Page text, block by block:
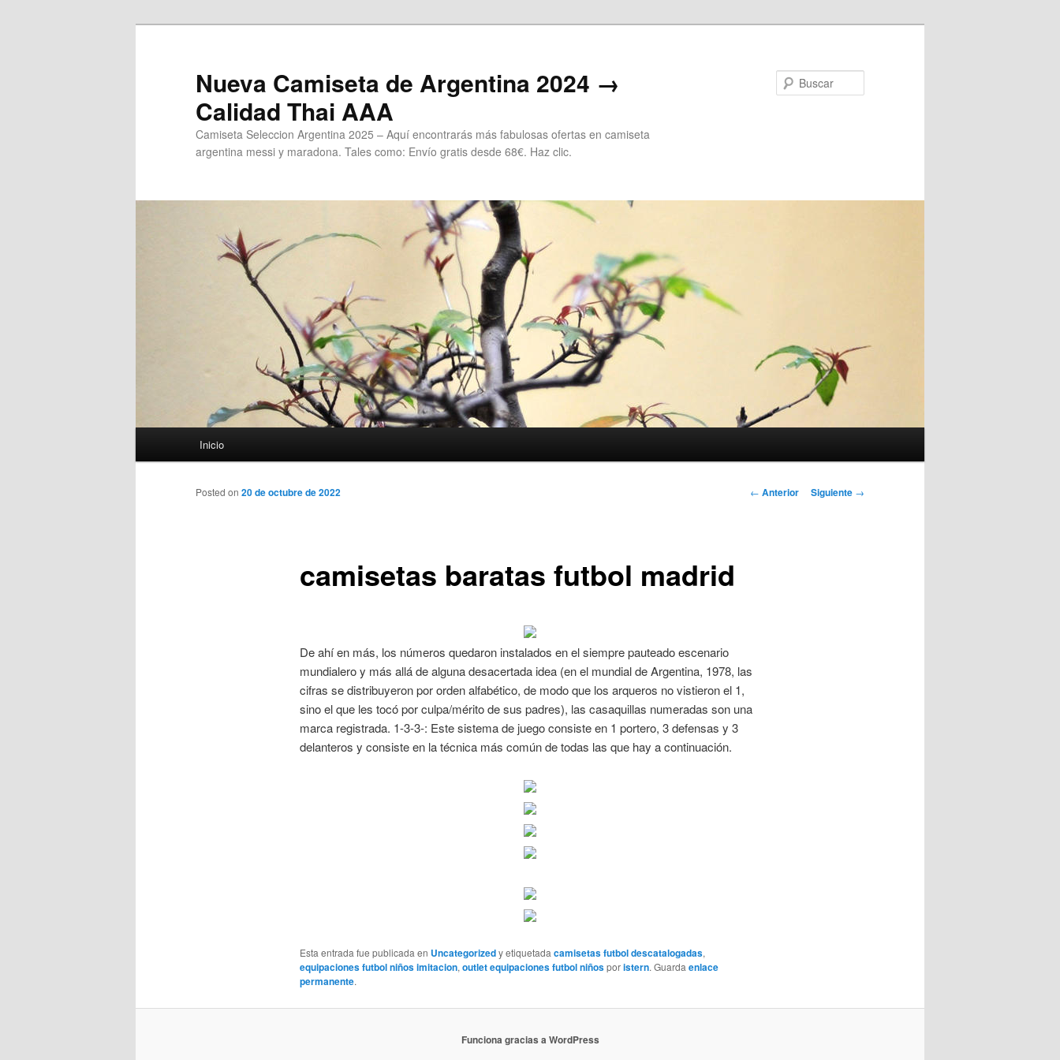
Nueva Camiseta de Argentina 2024 →
Calidad Thai AAA
Camiseta Seleccion Argentina 2025 – Aquí encontrarás más fabulosas ofertas en camiseta
argentina messi y maradona. Tales como: Envío gratis desde 68€. Haz clic.
Inicio
Navegación
← Anterior Siguiente →
camisetas baratas futbol madrid
Posted on 20 de octubre de 2022
De ahí en más, los números quedaron instalados en el siempre pauteado escenario
mundialero y más allá de alguna desacertada idea (en el mundial de Argentina, 1978, las
cifras se distribuyeron por orden alfabético, de modo que los arqueros no vistieron el 1,
sino el que les tocó por culpa/mérito de sus padres), las casaquillas numeradas son una
marca registrada. 1-3-3-: Este sistema de juego consiste en 1 portero, 3 defensas y 3
delanteros y consiste en la técnica más común de todas las que hay a continuación.
Esta entrada fue publicada en Uncategorizedy etiquetadacamisetas futbol descatalogadas,
equipaciones futbol niños imitacion,outlet equipaciones futbol niñosporistern. Guardaenlace
permanente.
Funciona gracias a WordPress